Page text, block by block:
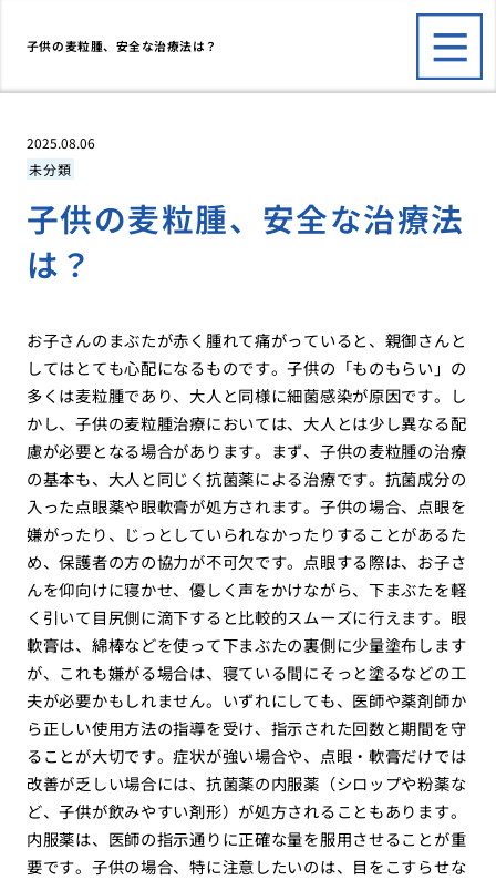
子供の麦粒腫、安全な治療法は？
2025.08.06
未分類
子供の麦粒腫、安全な治療法
は？
お子さんのまぶたが赤く腫れて痛がっていると、親御さんと
してはとても心配になるものです。子供の「ものもらい」の
多くは麦粒腫であり、大人と同様に細菌感染が原因です。し
かし、子供の麦粒腫治療においては、大人とは少し異なる配
慮が必要となる場合があります。まず、子供の麦粒腫の治療
の基本も、大人と同じく抗菌薬による治療です。抗菌成分の
入った点眼薬や眼軟膏が処方されます。子供の場合、点眼を
嫌がったり、じっとしていられなかったりすることがあるた
め、保護者の方の協力が不可欠です。点眼する際は、お子さ
んを仰向けに寝かせ、優しく声をかけながら、下まぶたを軽
く引いて目尻側に滴下すると比較的スムーズに行えます。眼
軟膏は、綿棒などを使って下まぶたの裏側に少量塗布します
が、これも嫌がる場合は、寝ている間にそっと塗るなどの工
夫が必要かもしれません。いずれにしても、医師や薬剤師か
ら正しい使用方法の指導を受け、指示された回数と期間を守
ることが大切です。症状が強い場合や、点眼・軟膏だけでは
改善が乏しい場合には、抗菌薬の内服薬（シロップや粉薬な
ど、子供が飲みやすい剤形）が処方されることもあります。
内服薬は、医師の指示通りに正確な量を服用させることが重
要です。子供の場合、特に注意したいのは、目をこすらせな